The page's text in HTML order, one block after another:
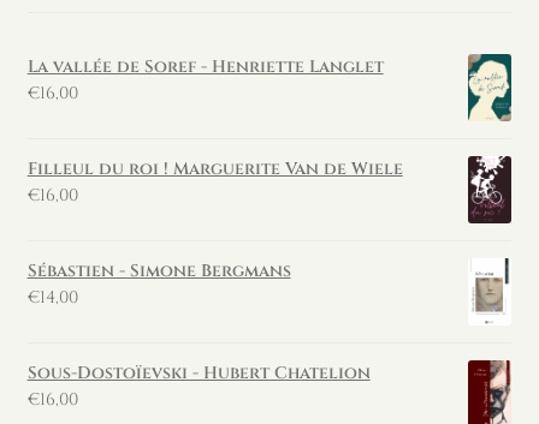
La vallée de Soref - Henriette Langlet
€16,00
Filleul du roi ! Marguerite Van de Wiele
€16,00
Sébastien - Simone Bergmans
€14,00
Sous-Dostoïevski - Hubert Chatelion
€16,00